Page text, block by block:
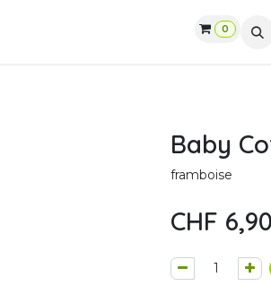
CGV 0
Baby
framboise
CHF 6,90